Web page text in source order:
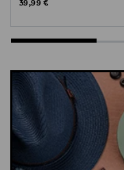
Original Price
39,99 €